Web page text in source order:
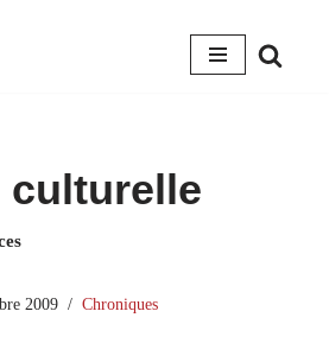
culturelle
2009 Chroniques